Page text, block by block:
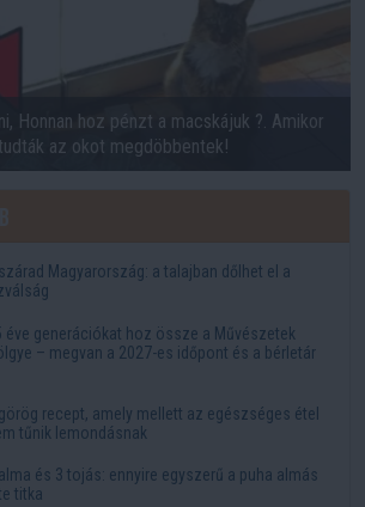
Honnan hoz pénzt a macskájuk ?. Amikor
az okot megdöbbentek!
Magyarország: a talajban dőlhet el a
éve generációkat hoz össze a Művészetek
– megvan a 2027-es időpont és a bérletár
recept, amely mellett az egészséges étel
tűnik lemondásnak
és 3 tojás: ennyire egyszerű a puha almás
titka